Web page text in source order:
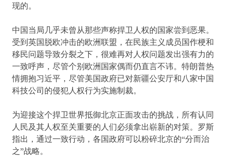
现的。
中国当局几乎未曾从那些声称捍卫人权的国家尝到恶果。
受到英国脱欧冲击的欧洲联盟，在民族主义成员国作梗和
移民问题导致分裂之下，很难再对人权问题发出强有力的
一致呼声，尽管个别欧洲国家偶而仍直言不讳。特朗普热
情拥抱习近平，尽管美国政府已对新疆公安厅和八家中国
科技公司的侵犯人权行为实施制裁。
为迎接这个捍卫世界抵御北京正面攻击的挑战，所有认同
人民及其人权至关重要的人们必须拿出崭新的对策。罗斯
指出，通过一致行动，各国政府可以粉碎北京的“分而治
之”战略。